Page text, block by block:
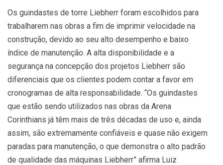
Os guindastes de torre Liebherr foram escolhidos para
trabalharem nas obras a fim de imprimir velocidade na
construção, devido ao seu alto desempenho e baixo
índice de manutenção. A alta disponibilidade e a
segurança na concepção dos projetos Liebherr são
diferenciais que os clientes podem contar a favor em
cronogramas de alta responsabilidade. “Os guindastes
que estão sendo utilizados nas obras da Arena
Corinthians já têm mais de três décadas de uso e, ainda
assim, são extremamente confiáveis e quase não exigem
paradas para manutenção, o que demonstra o alto padrão
de qualidade das máquinas Liebherr” afirma Luiz